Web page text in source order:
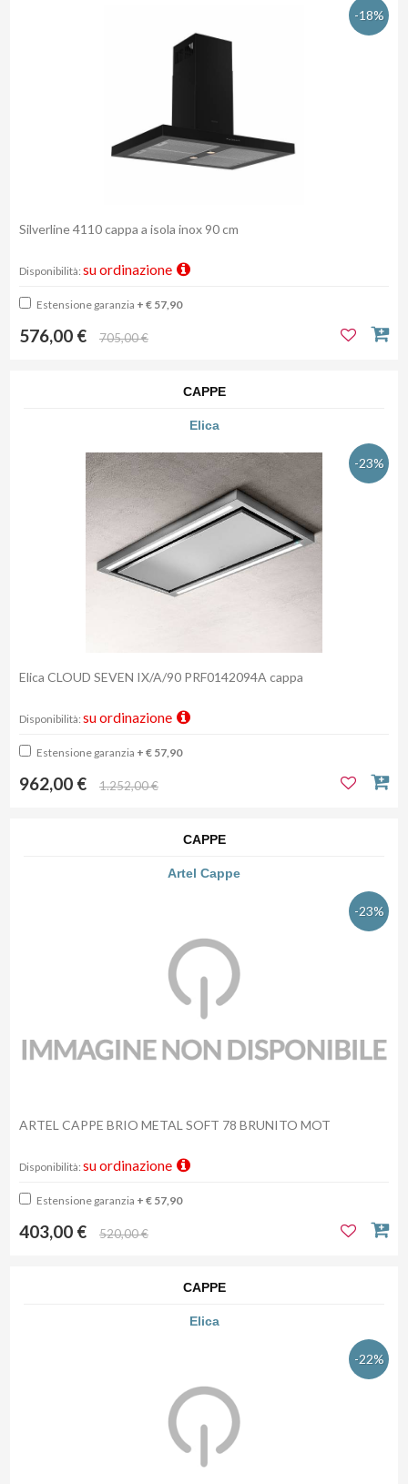
-18%
Silverline 4110 cappa a isola inox 90 cm
Disponibilità: su ordinazione
Estensione garanzia + € 57,90
576,00 € 705,00 €
CAPPE
Elica
-23%
Elica CLOUD SEVEN IX/A/90 PRF0142094A cappa
Disponibilità: su ordinazione
Estensione garanzia + € 57,90
962,00 € 1.252,00 €
CAPPE
Artel Cappe
-23%
ARTEL CAPPE BRIO METAL SOFT 78 BRUNITO MOT
Disponibilità: su ordinazione
Estensione garanzia + € 57,90
403,00 € 520,00 €
CAPPE
Elica
-22%